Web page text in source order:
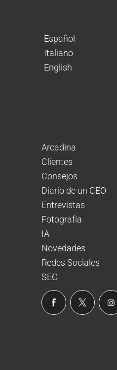
Español
Italiano
English
Arcadina
Clientes
Consejos
Diario de un CEO
Entrevistas
Fotografía
IA
Novedades
Redes Sociales
SEO